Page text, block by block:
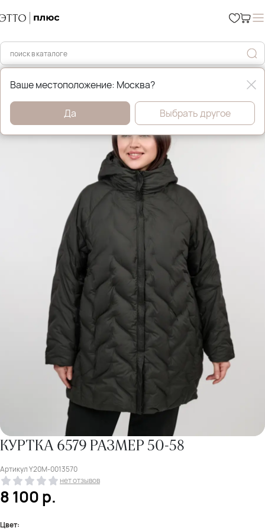
Главная Демисезонные куртки
КУРТКА 6579 РАЗМЕР 50-58
АртикулY20M-0013570
нет отзывов
8 100р.
Цвет:
Ваше местоположение: Москва?
Да Выбрать другое